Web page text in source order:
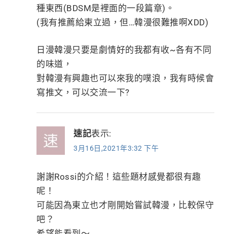
種東西(BDSM是裡面的一段篇章)。
(我有推薦給東立過，但…韓漫很難推啊XDD)
日漫韓漫只要是劇情好的我都有收~各有不同
的味道，
對韓漫有興趣也可以來我的噗浪，我有時候會
寫推文，可以交流一下?
速記表示:
3月16日,2021年3:32 下午
謝謝Rossi的介紹！這些題材感覺都很有趣
呢！
可能因為東立也才剛開始嘗試韓漫，比較保守
吧？